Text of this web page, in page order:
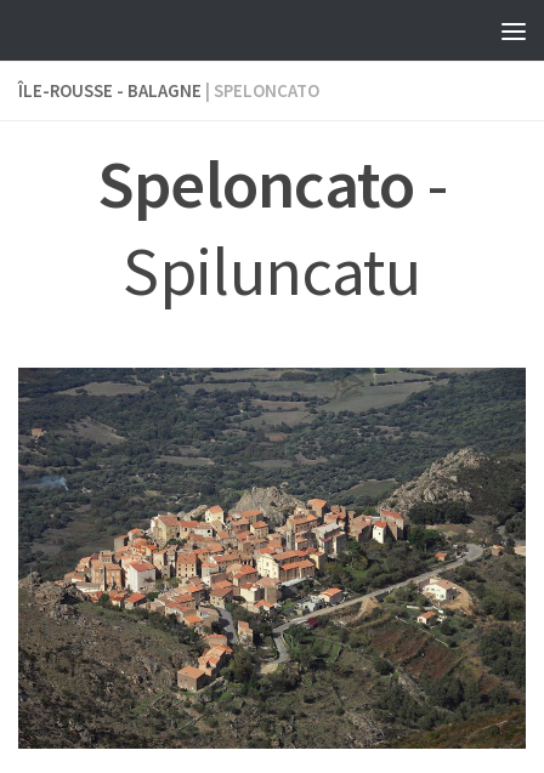
ÎLE-ROUSSE - BALAGNE | SPELONCATO
Speloncato -
Spiluncatu